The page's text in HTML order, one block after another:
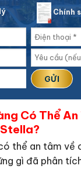
Chính
Có Thể An
thể an tâm về
gì đã phân